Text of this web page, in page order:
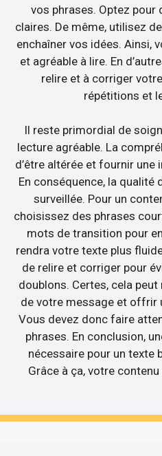
vos phrases. Optez pour
claires. De même, utilisez
enchaîner vos idées. Ainsi,
et agréable à lire. En
relire et à corriger
répétitions et
Il reste primordial de
lecture agréable. La
d’être altérée et fournir
En conséquence, la
surveillée. Pour un
choisissez des phrases
mots de transition pour
rendra votre texte plus
de relire et corriger pour
doublons. Certes, cela
de votre message et offrir
Vous devez donc faire
phrases. En conclusion,
nécessaire pour un texte
Grâce à ça, votre